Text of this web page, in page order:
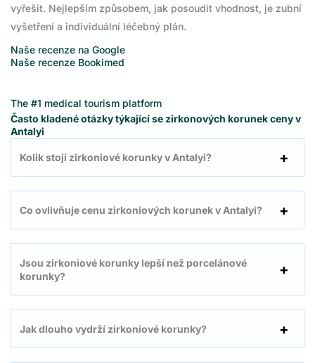
vyřešit. Nejlepším způsobem, jak posoudit vhodnost, je zubní
vyšetření a individuální léčebný plán.
Naše recenze na Google
Naše recenze Bookimed
The #1 medical tourism platform
Často kladené otázky týkající se zirkonových korunek ceny v
Antalyi
Kolik stojí zirkoniové korunky v Antalyi?
Co ovlivňuje cenu zirkoniových korunek v Antalyi?
Jsou zirkoniové korunky lepší než porcelánové
korunky?
Jak dlouho vydrží zirkoniové korunky?